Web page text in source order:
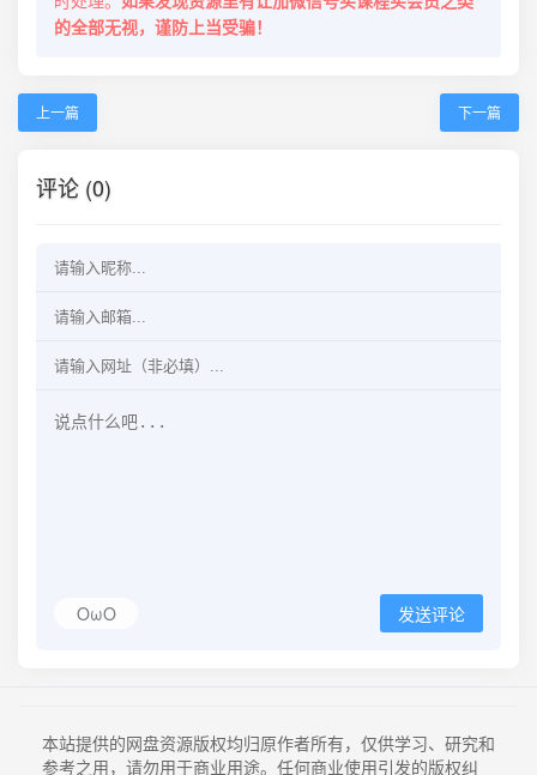
的全部无视，谨防上当受骗！
上一篇 下一篇
评论 (0)
OωO 发送评论
本站提供的网盘资源版权均归原作者所有，仅供学习、研究和
参考之用，请勿用于商业用途。任何商业使用引发的版权纠